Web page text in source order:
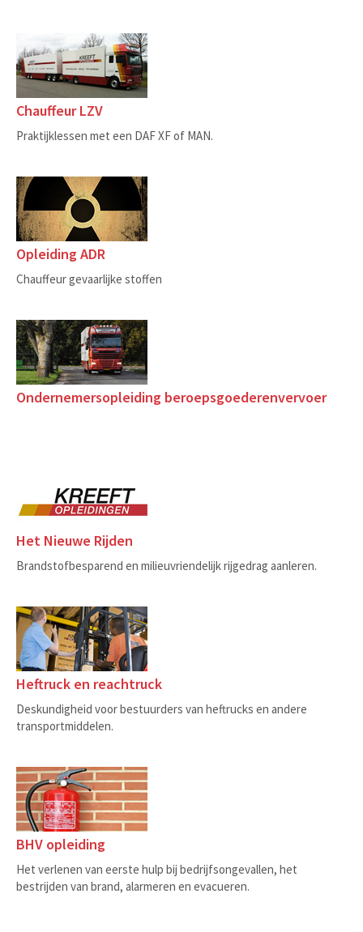
Chauffeur LZV
Praktijklessen met een DAF XF of MAN.
Opleiding ADR
Chauffeur gevaarlijke stoffen
Ondernemersopleiding beroepsgoederenvervoer
Het Nieuwe Rijden
Brandstofbesparend en milieuvriendelijk rijgedrag aanleren.
Heftruck en reachtruck
Deskundigheid voor bestuurders van heftrucks en andere
transportmiddelen.
BHV opleiding
Het verlenen van eerste hulp bij bedrijfsongevallen, het
bestrijden van brand, alarmeren en evacueren.